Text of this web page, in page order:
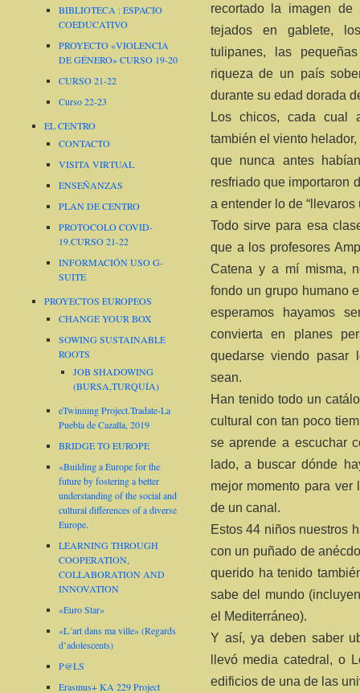
recortado la imagen
tejados en gablete,
tulipanes, las
riqueza de un país
durante su edad dorada
Los chicos, cada cual
también el viento
que nunca antes
resfriado que importaron
a entender lo de
Todo sirve para esa
que a los profesores
Catena y a mí misma,
fondo un grupo humano
esperamos hayamos
convierta en planes
quedarse viendo pasar
sean.
Han tenido todo un
cultural con tan poco
se aprende a escuchar
lado, a buscar dónde
mejor momento para
de un canal.
Estos 44 niños nuestros
con un puñado de
querido ha tenido
sabe del mundo
el Mediterráneo).
Y así, ya deben saber
llevó media catedral, o
edificios de una de las
BIBLIOTECA : ESPACIO
COEDUCATIVO
PROYECTO «VIOLENCIA
DE GÉNERO» CURSO 19-20
CURSO 21-22
Curso 22-23
EL CENTRO
CONTACTO
VISITA VIRTUAL
ENSEÑANZAS
PLAN DE CENTRO
PROTOCOLO COVID-
19.CURSO 21-22
INFORMACIÓN USO G-
SUITE
PROYECTOS EUROPEOS
CHANGE YOUR BOX
SOWING SUSTAINABLE
ROOTS
JOB SHADOWING
(BURSA,TURQUÍA)
eTwinning Project.Tradate-La
Puebla de Cazalla, 2019
BRIDGE TO EUROPE
«Building a Europe for the
future by fostering a better
understanding of the social and
cultural differences of a diverse
Europe.
LEARNING THROUGH
COOPERATION,
COLLABORATION AND
INNOVATION
«Euro Star»
«L´art dans ma ville» (Regards
d’adolescents)
P@LS
Erasmus+ KA 229 Project